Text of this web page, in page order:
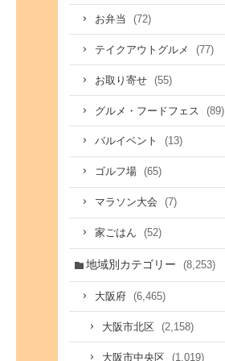
お弁当 (72)
テイクアウトグルメ (77)
お取り寄せ (55)
グルメ・フードフェス (89)
バルイベント (13)
ゴルフ場 (65)
マラソン大会 (7)
家ごはん (52)
地域別カテゴリー (8,253)
大阪府 (6,465)
大阪市北区 (2,158)
大阪市中央区 (1,019)